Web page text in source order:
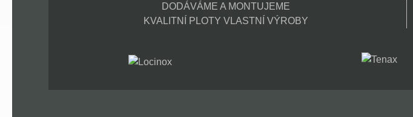
DODÁVÁME A MONTUJEME
KVALITNÍ PLOTY VLASTNÍ VÝROBY